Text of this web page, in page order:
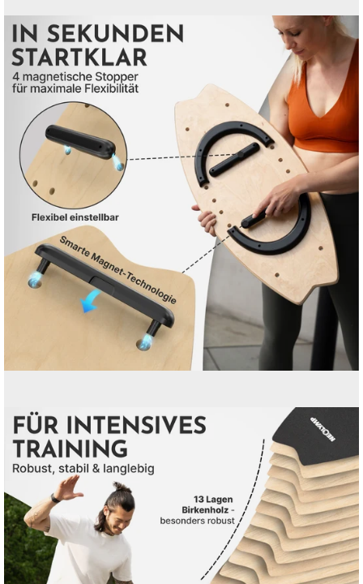
Bild-
Lightbox
öffnen
Bild-
Lightbox
öffnen